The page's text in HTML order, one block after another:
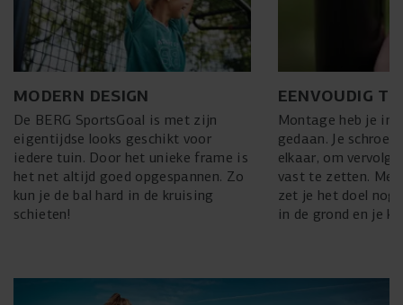
MODERN DESIGN
De BERG SportsGoal is met zijn
eigentijdse looks geschikt voor
iedere tuin. Door het unieke frame is
het net altijd goed opgespannen. Zo
kun je de bal hard in de kruising
schieten!
EENVOUDIG
Montage heb je in
gedaan. Je
elkaar, om
vast te zetten. Met
zet je het doel nog
in de grond en je